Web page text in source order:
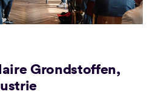
Grondstoffen,